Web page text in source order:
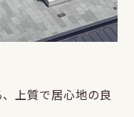
上質で居心地の良